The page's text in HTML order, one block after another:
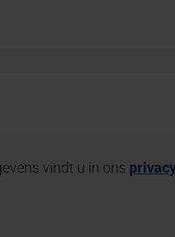
vindt u in ons